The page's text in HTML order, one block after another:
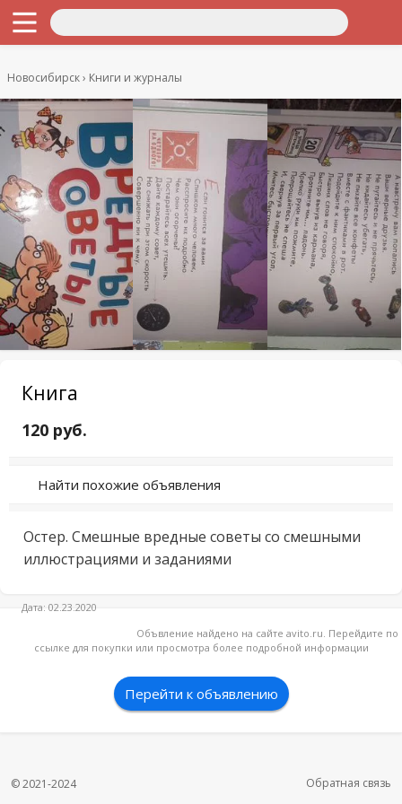
Новосибирск Книги и журналы
Книга
120 руб.
Найти похожие объявления
Остер. Смешные вредные советы со смешными
иллюстрациями и заданиями
Дата: 02.23.2020
Объвление найдено на сайте avito.ru. Перейдите по
ссылке для покупки или просмотра более подробной информации
Перейти к объявлению
© 2021-2024 Обратная связь